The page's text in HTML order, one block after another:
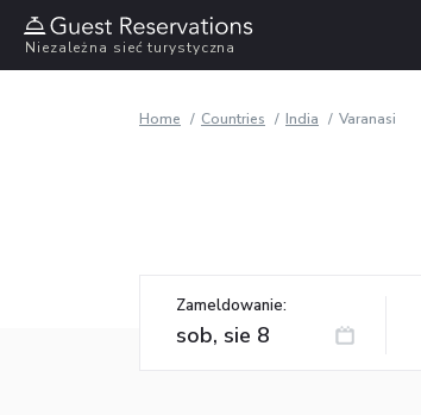
Niezależna sieć turystyczna
Home Countries India Varanasi
Zameldowanie: